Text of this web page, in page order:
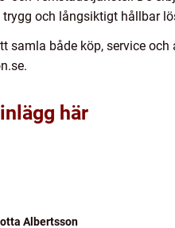
och långsiktigt hållbar
både köp, service
här
Albertsson